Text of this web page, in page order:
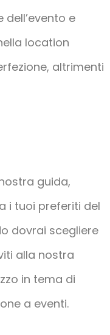
dell’evento e
location
altrimenti
guida,
i tuoi preferiti del
dovrai scegliere
alla nostra
in tema di
a eventi.